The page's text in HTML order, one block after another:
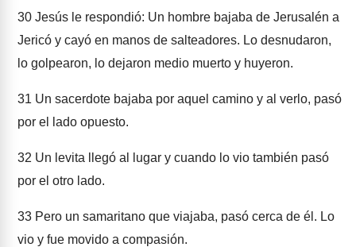
30 Jesús le respondió: Un hombre bajaba de Jerusalén a
Jericó y cayó en manos de salteadores. Lo desnudaron,
lo golpearon, lo dejaron medio muerto y huyeron.
31 Un sacerdote bajaba por aquel camino y al verlo, pasó
por el lado opuesto.
32 Un levita llegó al lugar y cuando lo vio también pasó
por el otro lado.
33 Pero un samaritano que viajaba, pasó cerca de él. Lo
vio y fue movido a compasión.